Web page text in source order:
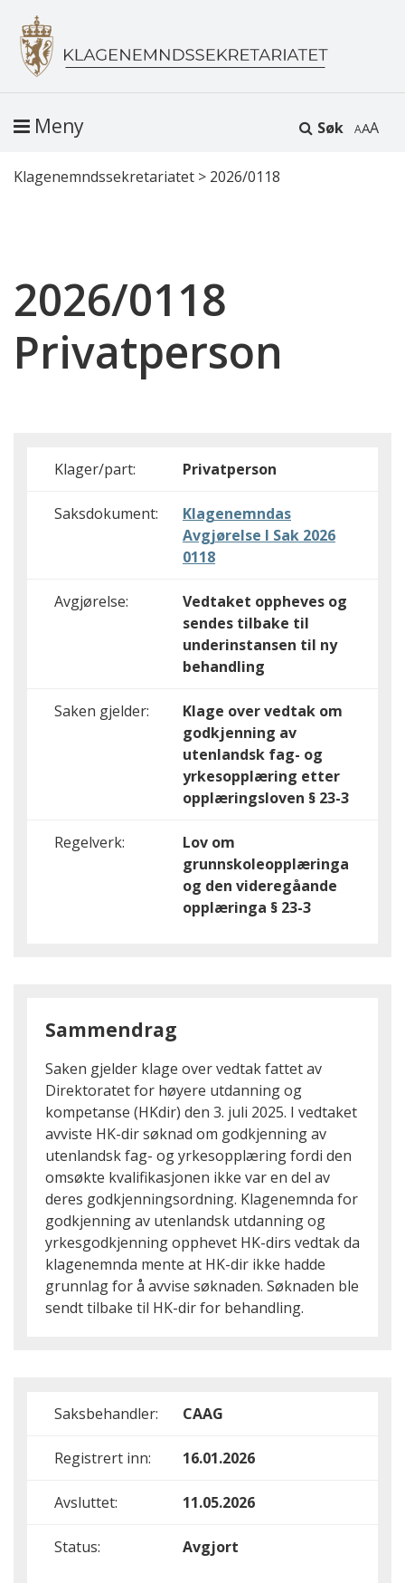
Søk A
Meny
Klagenemndssekretariatet > 2026/0118
2026/0118
Privatperson
Klager/part: Privatperson
Saksdokument:
Klagenemndas
Avgjørelse I Sak 2026
0118
Avgjørelse:
Vedtaket oppheves og
sendes tilbake til
underinstansen til ny
behandling
Saken gjelder:
Klage over vedtak om
godkjenning av
utenlandsk fag- og
yrkesopplæring etter
opplæringsloven § 23-3
Regelverk:
Lov om
grunnskoleopplæringa
og den videregåande
opplæringa § 23-3
Sammendrag
Saken gjelder klage over vedtak fattet av
Direktoratet for høyere utdanning og
kompetanse (HKdir) den 3. juli 2025. I vedtaket
avviste HK-dir søknad om godkjenning av
utenlandsk fag- og yrkesopplæring fordi den
omsøkte kvalifikasjonen ikke var en del av
deres godkjenningsordning. Klagenemnda for
godkjenning av utenlandsk utdanning og
yrkesgodkjenning opphevet HK-dirs vedtak da
klagenemnda mente at HK-dir ikke hadde
grunnlag for å avvise søknaden. Søknaden ble
sendt tilbake til HK-dir for behandling.
Saksbehandler: CAAG
Registrert inn: 16.01.2026
Avsluttet: 11.05.2026
Status: Avgjort